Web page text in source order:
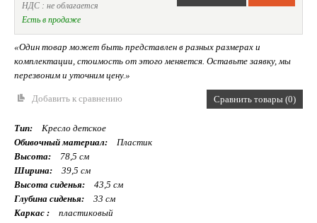
НДС : не облагается
Есть в продаже
«Один товар может быть представлен в разных размерах и
комплектации, стоимость от этого меняется. Оставьте заявку, мы
перезвоним и уточним цену.»
Добавить к сравнению Сравнить товары (0)
Тип:
Кресло детское
Обивочный материал:
Пластик
Высота:
78,5 см
Ширина:
39,5 см
Высота сиденья:
43,5 см
Глубина сиденья:
33 см
Каркас :
пластиковый